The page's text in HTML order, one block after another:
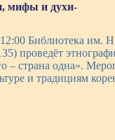
мифы и духи-
12:00 Библиотека им.
проведёт
– страна одна».
и традициям